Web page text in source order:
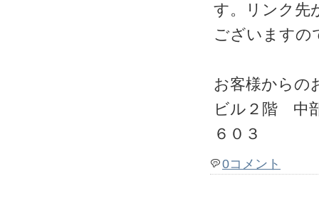
す。リンク先
ございますの
お客様からの
ビル２階 中
６０３
0コメント